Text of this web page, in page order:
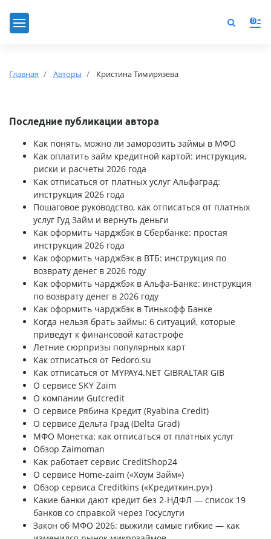
0
Главная Авторы Кристина Тимирязева
Последние публикации автора
Как понять, можно ли заморозить займы в МФО
Как оплатить займ кредитной картой: инструкция,
риски и расчеты 2026 года
Как отписаться от платных услуг Альфаград:
инструкция 2026 года
Пошаговое руководство, как отписаться от платных
услуг Гуд Займ и вернуть деньги
Как оформить чарджбэк в Сбербанке: простая
инструкция 2026 года
Как оформить чарджбэк в ВТБ: инструкция по
возврату денег в 2026 году
Как оформить чарджбэк в Альфа-Банке: инструкция
по возврату денег в 2026 году
Как оформить чарджбэк в Тинькофф Банке
Когда нельзя брать займы: 6 ситуаций, которые
приведут к финансовой катастрофе
Летние сюрпризы популярных карт
Как отписаться от Fedoro.su
Как отписаться от MYPAY4.NET GIBRALTAR GIB
О сервисе SKY Zaim
О компании Gutcredit
О сервисе Рябина Кредит (Ryabina Credit)
О сервисе Дельта Град (Delta Grad)
МФО Монетка: как отписаться от платных услуг
Обзор Zaimoman
Как работает сервис CreditShop24
О сервисе Home-zaim («Хоум Займ»)
Обзор сервиса Creditkins («Кредиткин.ру»)
Какие банки дают кредит без 2-НДФЛ — список 19
банков со справкой через Госуслуги
Закон об МФО 2026: выжили самые гибкие — как